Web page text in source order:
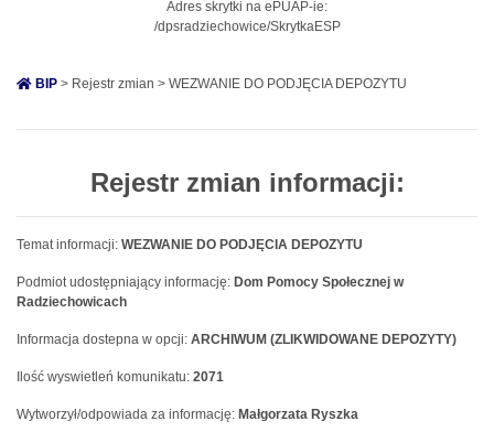
Adres skrytki na ePUAP-ie:
/dpsradziechowice/SkrytkaESP
BIP > Rejestr zmian > WEZWANIE DO PODJĘCIA DEPOZYTU
Rejestr zmian informacji:
Temat informacji: WEZWANIE DO PODJĘCIA DEPOZYTU
Podmiot udostępniający informację: Dom Pomocy Społecznej w
Radziechowicach
Informacja dostepna w opcji: ARCHIWUM (ZLIKWIDOWANE DEPOZYTY)
Ilość wyswietleń komunikatu: 2071
Wytworzył/odpowiada za informację: Małgorzata Ryszka